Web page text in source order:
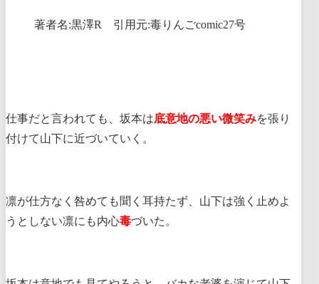
著者名:黒澤R 引用元:毒りんごcomic27号
仕事だと言われても、坂本は底意地の悪い微笑みを張り
付けて山下に近づいていく。
凛が仕方なく咎めても聞く耳持たず、山下は強く止めよ
うとしない凛にも内心毒づいた。